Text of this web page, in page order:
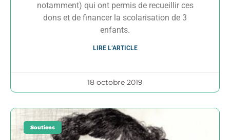
notamment) qui ont permis de recueillir ces
dons et de financer la scolarisation de 3
enfants.
LIRE L’ARTICLE
18 octobre 2019
Soutiens